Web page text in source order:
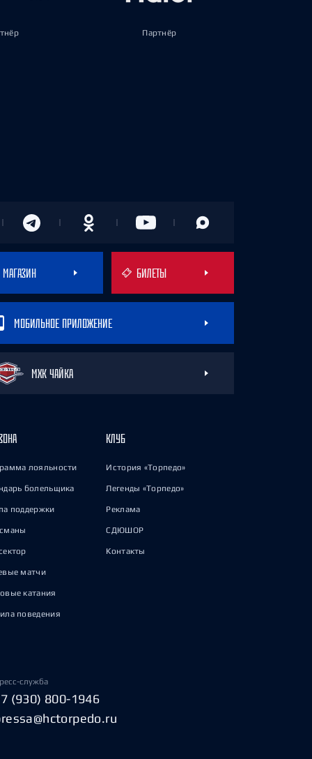
Партнёр
МАГАЗИН БИЛЕТЫ
МОБИЛЬНОЕ ПРИЛОЖЕНИЕ
МХК ЧАЙКА
лояльности
болельщика
поддержки
матчи
катания
поведения
КЛУБ
История «Торпедо»
Легенды «Торпедо»
Реклама
СДЮШОР
Контакты
служба
(930) 800-1946